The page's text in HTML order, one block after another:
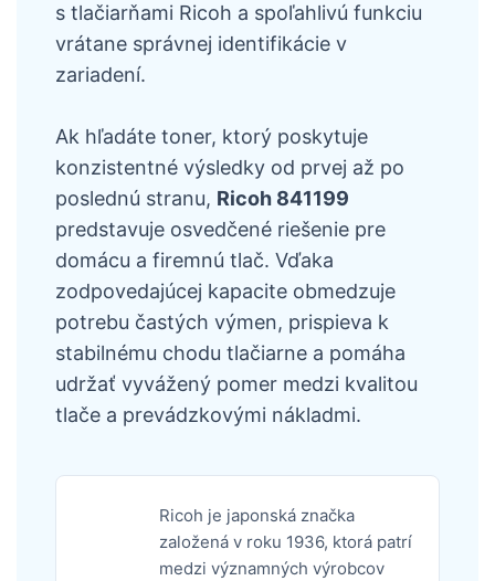
s tlačiarňami Ricoh a spoľahlivú funkciu
vrátane správnej identifikácie v
zariadení.
Ak hľadáte toner, ktorý poskytuje
konzistentné výsledky od prvej až po
poslednú stranu, Ricoh 841199
predstavuje osvedčené riešenie pre
domácu a firemnú tlač. Vďaka
zodpovedajúcej kapacite obmedzuje
potrebu častých výmen, prispieva k
stabilnému chodu tlačiarne a pomáha
udržať vyvážený pomer medzi kvalitou
tlače a prevádzkovými nákladmi.
Ricoh je japonská značka
založená v roku 1936, ktorá patrí
medzi významných výrobcov